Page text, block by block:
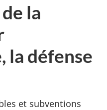
la
la défense
et subventions